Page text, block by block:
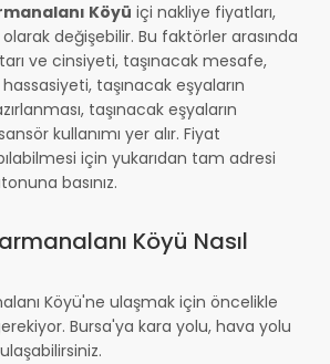
Köyü içi nakliye fiyatları,
değişebilir. Bu faktörler arasında
ve cinsiyeti, taşınacak mesafe,
taşınacak eşyaların
taşınacak eşyaların
kullanımı yer alır. Fiyat
için yukarıdan tam adresi
basınız.
Köyü Nasıl
Köyü'ne ulaşmak için öncelikle
Bursa'ya kara yolu, hava yolu